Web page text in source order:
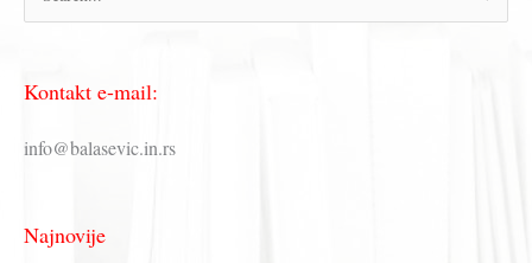
р
т
а
Kontakt e-mail:
info@balasevic.in.rs
Najnovije